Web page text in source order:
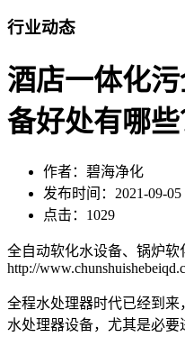
行业动态
酒店一体化
备好处有哪些
作者：碧海净化
发布时间：2021-09-05
点击：1029
全自动软化水设备、锅炉软
http://
全程水处理器时代已经到
水处理器设备，尤其是必